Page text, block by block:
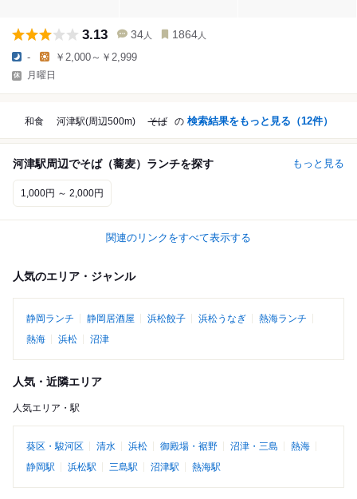
3.13 34 人 1864 人
- ￥2,000～￥2,999
月曜日
和食 河津駅(周辺500m) そば の 検索結果をもっと見る（12件）
河津駅周辺でそば（蕎麦）ランチを探す もっと見る
1,000円 ～ 2,000円
関連のリンクをすべて表示する
人気のエリア・ジャンル
静岡ランチ 静岡居酒屋 浜松餃子 浜松うなぎ
熱海ランチ
熱海
浜松 沼津
人気・近隣エリア
人気エリア・駅
葵区・駿河区 清水 浜松 御殿場・裾野 沼津・三島
熱海
静岡駅
浜松駅 三島駅 沼津駅 熱海駅